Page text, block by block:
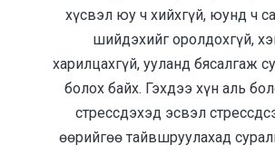
хүсвэл юу ч хийхгүй, юунд ч
шийдэхийг оролдохгүй,
харилцахгүй, ууланд бясалгаж
болох байх. Гэхдээ хүн аль
стрессдэхэд эсвэл
өөрийгөө тайвшруулахад